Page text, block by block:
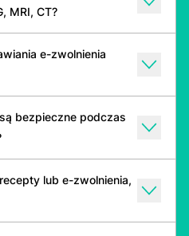
MRI, CT?
e-zwolnienia
bezpieczne podczas
lub e-zwolnienia,